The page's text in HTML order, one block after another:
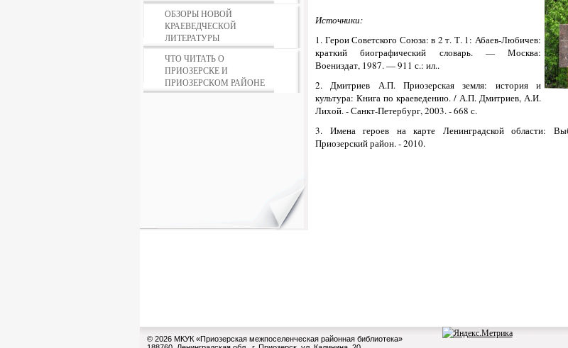
ОБЗОРЫ НОВОЙ
КРАЕВЕДЧЕСКОЙ
ЛИТЕРАТУРЫ
ЧТО ЧИТАТЬ О
ПРИОЗЕРСКЕ И
ПРИОЗЕРСКОМ РАЙОНЕ
Источники:
1. Герои Советского Союза: в 2 т. Т. 1: Абаев-Любичев:
краткий биографический словарь. — Москва:
Воениздат, 1987. — 911 с.: ил..
2. Дмитриев А.П. Приозерская земля: история и
культура: Книга по краеведению. / А.П. Дмитриев, А.И.
Лихой. - Санкт-Петербург, 2003. - 668 с.
3. Имена героев на карте Ленинградской области:
Приозерский район. - 2010.
© 2026 МКУК «Приозерская межпоселенческая районная библиотека»